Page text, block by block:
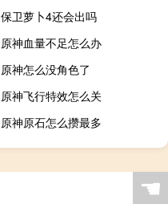
保卫萝卜4还会出吗
原神血量不足怎么办
原神怎么没角色了
原神飞行特效怎么关
原神原石怎么攒最多
☚